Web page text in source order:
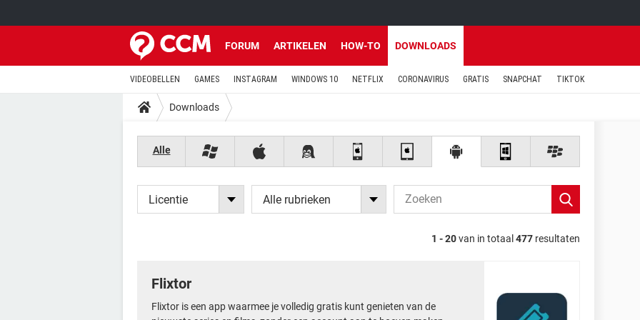
FORUM ARTIKELEN HOW-TO DOWNLOADS
VIDEOBELLEN GAMES INSTAGRAM WINDOWS 10 NETFLIX CORONAVIRUS GRATIS SNAPCHAT TIKTOK
Downloads
Alle
Licentie Alle rubrieken
1 - 20van in totaal 477 resultaten
Flixtor
Flixtor is een app waarmee je volledig gratis kunt genieten van de